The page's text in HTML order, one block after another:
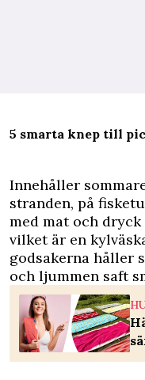
5 smarta knep till
Innehåller
stranden, på
med mat och
vilket är en
godsakerna håller
och ljummen saft